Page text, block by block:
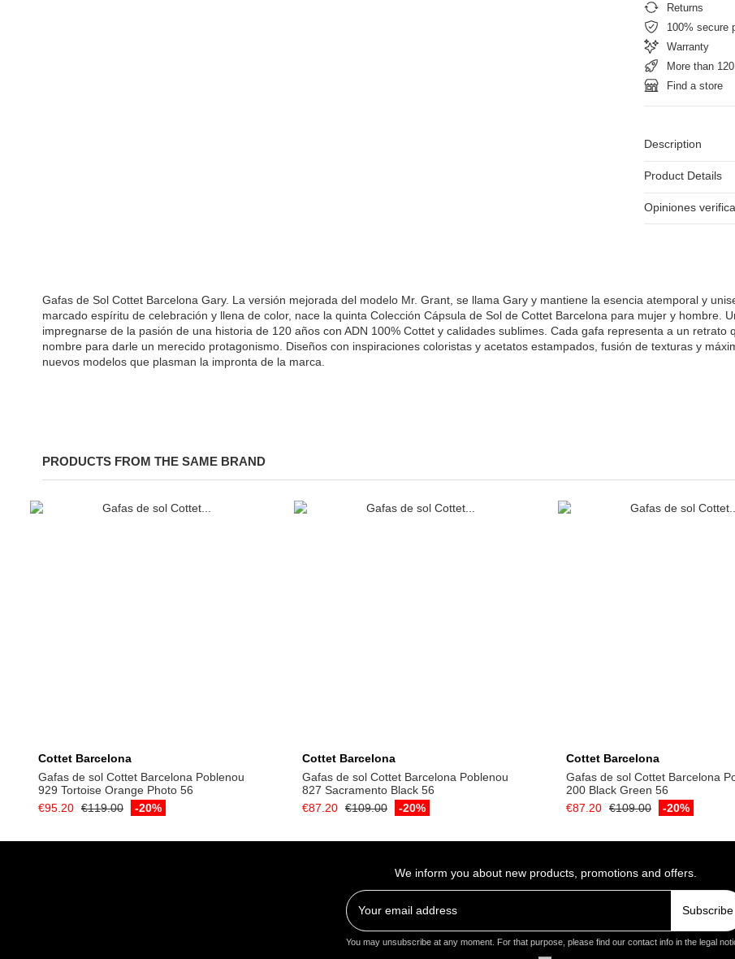
Returns
100% secure
Warranty
More than
Find a store
Description
Product Details
Opiniones
Gafas de Sol Cottet Barcelona Gary. La versión mejorada del modelo Mr. Grant, se llama Gary y mantiene la esencia atemporal y
marcado espíritu de celebración y llena de color, nace la quinta Colección Cápsula de Sol de Cottet Barcelona para mujer y hombre.
impregnarse de la pasión de una historia de 120 años con ADN 100% Cottet y calidades sublimes. Cada gafa representa a un
nombre para darle un merecido protagonismo. Diseños con inspiraciones coloristas y acetatos estampados, fusión de texturas y
nuevos modelos que plasman la impronta de la marca.
PRODUCTS FROM THE SAME BRAND
Cottet Barcelona
Gafas de sol Cottet Barcelona Poblenou
929 Tortoise Orange Photo 56
€95.20 €119.00 -20%
Cottet Barcelona
Gafas de sol Cottet Barcelona Poblenou
827 Sacramento Black 56
€87.20 €109.00 -20%
Cottet Barcelona
Gafas de sol Cottet Barcelona
200 Black Green 56
€87.20 €109.00 -20%
We inform you about new products, promotions and offers.
Subscribe
You may unsubscribe at any moment. For that purpose, please find our contact info in the legal